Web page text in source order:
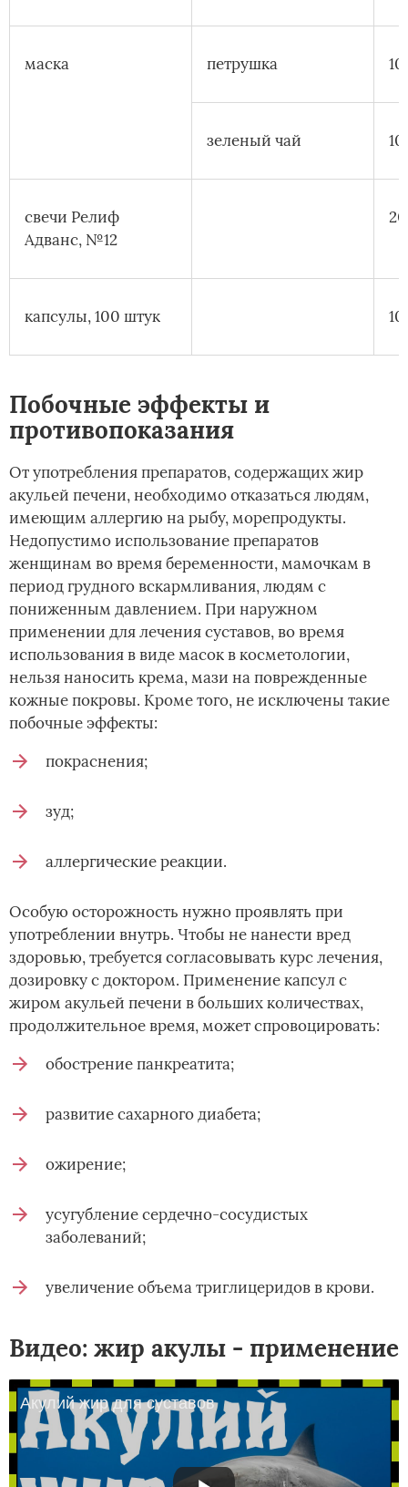
маска петрушка 10
зеленый чай 10
свечи Релиф
Адванс, №12
капсулы, 100 штук
Побочные эффекты и
противопоказания
От употребления препаратов, содержащих жир
акульей печени, необходимо отказаться людям,
имеющим аллергию на рыбу, морепродукты.
Недопустимо использование препаратов
женщинам во время беременности, мамочкам в
период грудного вскармливания, людям с
пониженным давлением. При наружном
применении для лечения суставов, во время
использования в виде масок в косметологии,
нельзя наносить крема, мази на поврежденные
кожные покровы. Кроме того, не исключены такие
побочные эффекты:
покраснения;
зуд;
аллергические реакции.
Особую осторожность нужно проявлять при
употреблении внутрь. Чтобы не нанести вред
здоровью, требуется согласовывать курс лечения,
дозировку с доктором. Применение капсул с
жиром акульей печени в больших количествах,
продолжительное время, может спровоцировать:
обострение панкреатита;
развитие сахарного диабета;
ожирение;
усугубление сердечно-сосудистых
заболеваний;
увеличение объема триглицеридов в крови.
Видео: жир акулы - применение
Акулий жир для суставов